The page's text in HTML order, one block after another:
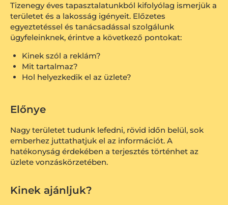
Tizenegy éves tapasztalatunkból kifolyólag ismerjük a
területet és a lakosság igényeit. Előzetes
egyeztetéssel és tanácsadással szolgálunk
ügyfeleinknek, érintve a következő pontokat:
Kinek szól a reklám?
Mit tartalmaz?
Hol helyezkedik el az üzlete?
Előnye
Nagy területet tudunk lefedni, rövid időn belül, sok
emberhez juttathatjuk el az információt. A
hatékonyság érdekében a terjesztés történhet az
üzlete vonzáskörzetében.
Kinek ajánljuk?